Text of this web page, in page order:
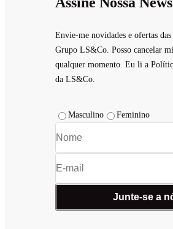
Envie-me novidades e ofertas das
Grupo LS&Co. Posso cancelar
qualquer momento. Eu li a
da LS&Co.
Masculino Feminino
Junte-se a